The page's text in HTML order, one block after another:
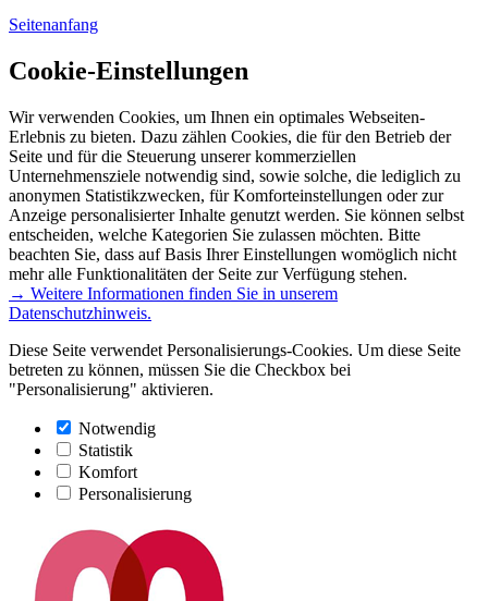
Seitenanfang
Cookie-Einstellungen
Wir verwenden Cookies, um Ihnen ein optimales Webseiten-
Erlebnis zu bieten. Dazu zählen Cookies, die für den Betrieb der
Seite und für die Steuerung unserer kommerziellen
Unternehmensziele notwendig sind, sowie solche, die lediglich zu
anonymen Statistikzwecken, für Komforteinstellungen oder zur
Anzeige personalisierter Inhalte genutzt werden. Sie können selbst
entscheiden, welche Kategorien Sie zulassen möchten. Bitte
beachten Sie, dass auf Basis Ihrer Einstellungen womöglich nicht
mehr alle Funktionalitäten der Seite zur Verfügung stehen.
→ Weitere Informationen finden Sie in unserem
Datenschutzhinweis.
Diese Seite verwendet Personalisierungs-Cookies. Um diese Seite
betreten zu können, müssen Sie die Checkbox bei
"Personalisierung" aktivieren.
Notwendig
Statistik
Komfort
Personalisierung